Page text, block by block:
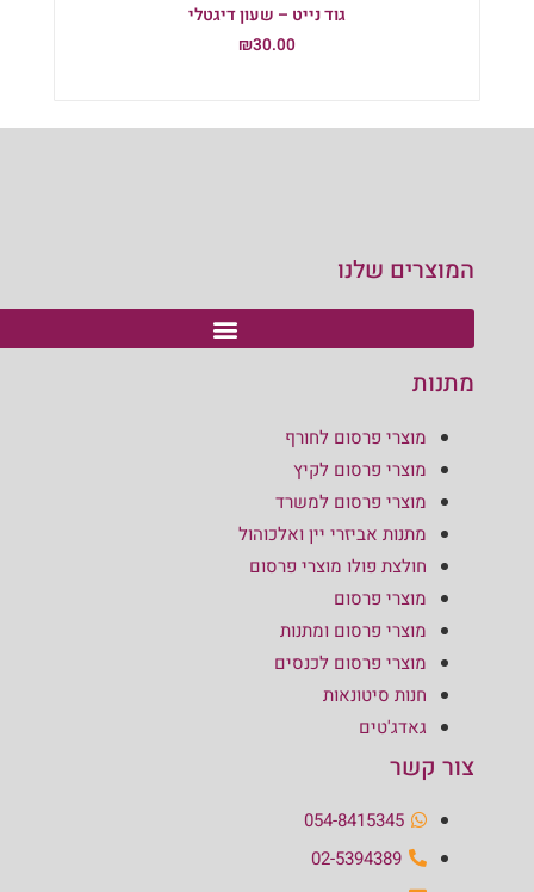
גוד נייט – שעון דיגטלי
₪30.00
המוצרים שלנו
מתנות
מוצרי פרסום לחורף
מוצרי פרסום לקיץ
מוצרי פרסום למשרד
מתנות אביזרי יין ואלכוהול
חולצת פולו מוצרי פרסום
מוצרי פרסום
מוצרי פרסום ומתנות
מוצרי פרסום לכנסים
חנות סיטונאות
גאדג'טים
צור קשר
054-8415345
02-5394389